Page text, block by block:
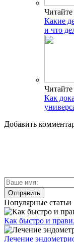
Какие
и что
Как
Добавить
Популярные статьи
Как быстро и
Лечение